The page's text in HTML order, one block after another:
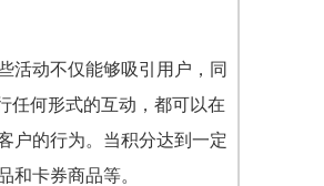
活动不仅能够吸引用户，同
任何形式的互动，都可以在
户的行为。当积分达到一定
和卡券商品等。